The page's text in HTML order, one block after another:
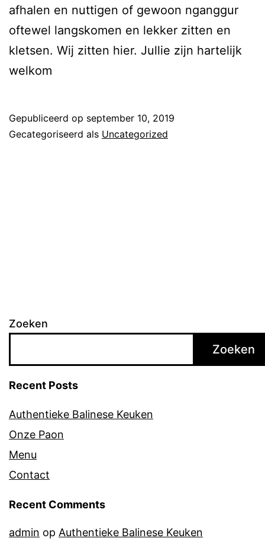
afhalen en nuttigen of gewoon nganggur
oftewel langskomen en lekker zitten en
kletsen. Wij zitten hier. Jullie zijn hartelijk
welkom
Gepubliceerd op september 10, 2019
Gecategoriseerd als Uncategorized
Zoeken
Zoeken
Recent Posts
Authentieke Balinese Keuken
Onze Paon
Menu
Contact
Recent Comments
admin op Authentieke Balinese Keuken